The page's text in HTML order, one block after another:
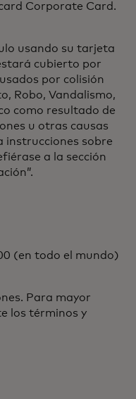
Corporate Card.
usando su tarjeta
cubierto por
por colisión
Robo, Vandalismo,
como resultado de
u otras causas
instrucciones sobre
a la sección
(en todo el mundo)
Para mayor
los términos y